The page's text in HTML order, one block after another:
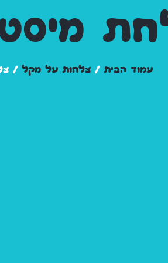
עמוד הבית/ צלחות על מקל/